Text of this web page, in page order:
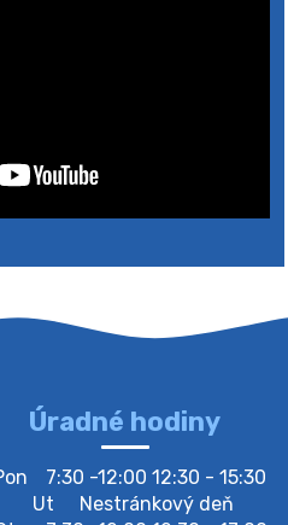
Úradné hodiny
7:30 -12:00 12:30 - 15:30
Ut
Nestránkový deň